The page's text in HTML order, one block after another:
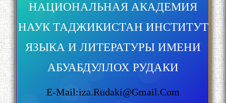
НАЦИОНАЛЬНАЯ АКАДЕМИЯ
НАУК ТАДЖИКИСТАН ИНСТИТУТ
ЯЗЫКА И ЛИТЕРАТУРЫ ИМЕНИ
АБУАБДУЛЛОХ РУДАКИ
E-Mail:iza.rudaki@gmail.com